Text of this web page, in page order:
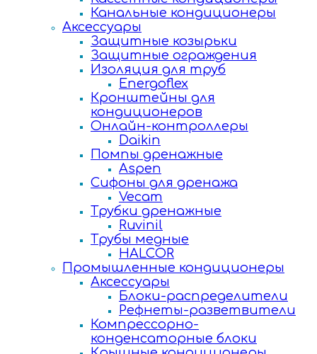
Канальные кондиционеры
Аксессуары
Защитные козырьки
Защитные ограждения
Изоляция для труб
Energoflex
Кронштейны для
кондиционеров
Онлайн-контроллеры
Daikin
Помпы дренажные
Aspen
Сифоны для дренажа
Vecam
Трубки дренажные
Ruvinil
Трубы медные
HALCOR
Промышленные кондиционеры
Аксессуары
Блоки-распределители
Рефнеты-разветвители
Компрессорно-
конденсаторные блоки